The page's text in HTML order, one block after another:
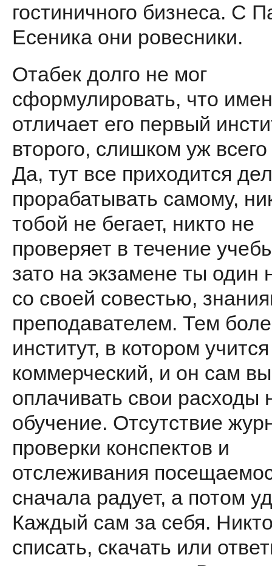
гостиничного бизнеса. С
Есеника они ровесники.
Отабек долго не мог
сформулировать, что
отличает его первый
второго, слишком уж
Да, тут все приходится
прорабатывать самому,
тобой не бегает, никто не
проверяет в течение
зато на экзамене ты один
со своей совестью,
преподавателем. Тем
институт, в котором
коммерческий, и он сам
оплачивать свои расходы
обучение. Отсутствие
проверки конспектов и
отслеживания
сначала радует, а потом
Каждый сам за себя.
списать, скачать или